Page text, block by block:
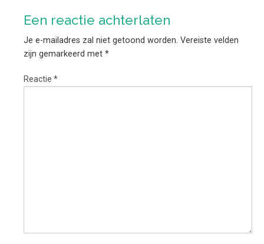
Een reactie achterlaten
Je e-mailadres zal niet getoond worden. Vereiste velden
zijn gemarkeerd met *
Reactie *